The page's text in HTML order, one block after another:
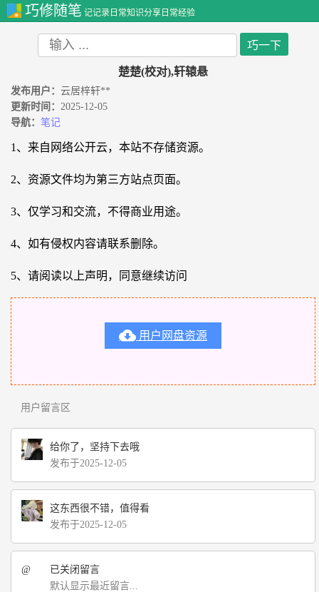
巧修随笔 记记录日常知识分享日常经验
楚楚(校对),轩辕悬
发布用户： 云居梓轩**
更新时间： 2025-12-05
导航： 笔记
1、来自网络公开云，本站不存储资源。
2、资源文件均为第三方站点页面。
3、仅学习和交流，不得商业用途。
4、如有侵权内容请联系删除。
5、请阅读以上声明，同意继续访问
 用户网盘资源
用户留言区
给你了，坚持下去哦
发布于2025-12-05
这东西很不错，值得看
发布于2025-12-05
@
已关闭留言
默认显示最近留言...